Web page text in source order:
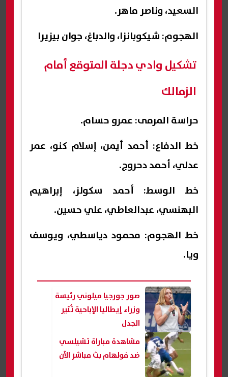
السعيد، وناصر ماهر.
الهجوم: شيكوبانزا، والدباغ، جوان بيزيرا
تشكيل وادي دجلة المتوقع أمام
الزمالك
حراسة المرمى: عمرو حسام.
خط الدفاع: أحمد أيمن، إسلام كنو، عمر
عدلي، أحمد دحروج.
خط الوسط: أحمد سكولز، إبراهيم
البهنسي، عبدالعاطي، علي حسين.
خط الهجوم: محمود دياسطي، ويوسف
ويا.
صور جورجيا ميلوني رئيسة
وزراء إيطاليا الإباحية تُثير
الجدل
مشاهدة مباراة تشيلسي
ضد فولهام بث مباشر الآن